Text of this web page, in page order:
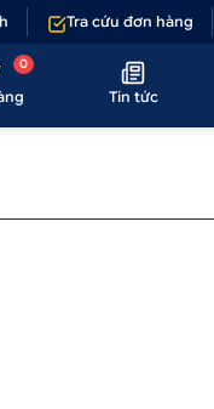
hoặc không đúng hình ảnh
Tra cứu đơn hàng
0
Tin tức